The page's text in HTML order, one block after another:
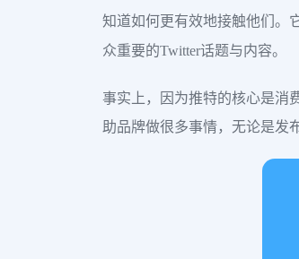
知道如何更有效地接触他们。
众重要的Twitter话题与内容。
事实上，因为推特的核心是消
助品牌做很多事情，无论是发